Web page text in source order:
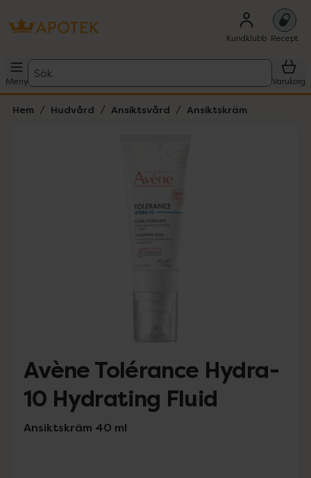
Kundklubb Recept
Meny
Sök
Varukorg
Hem Hudvård Ansiktsvård Ansiktskräm
Avène Tolérance Hydra-
10 Hydrating Fluid
Ansiktskräm 40 ml